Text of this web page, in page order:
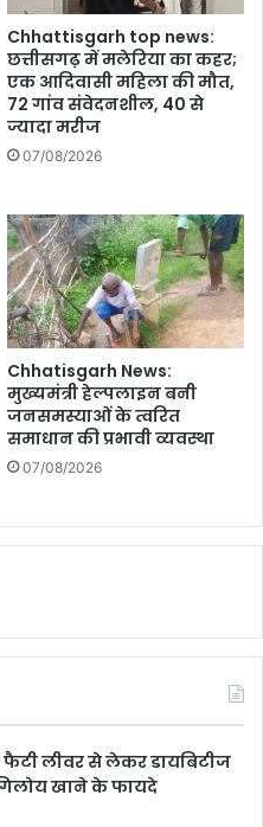
Chhattisgarh top news:
छत्तीसगढ़ में मलेरिया का कहर;
एक आदिवासी महिला की मौत,
72 गांव संवेदनशील, 40 से
ज्यादा मरीज
07/08/2026
Chhatisgarh News:
मुख्यमंत्री हेल्पलाइन बनी
जनसमस्याओं के त्वरित
समाधान की प्रभावी व्यवस्था
07/08/2026
लीवर से लेकर डायबिटीज
खाने के फायदे